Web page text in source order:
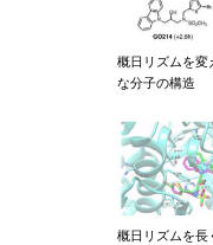
概日リズムを変
な分子の構造
概日リズムを長